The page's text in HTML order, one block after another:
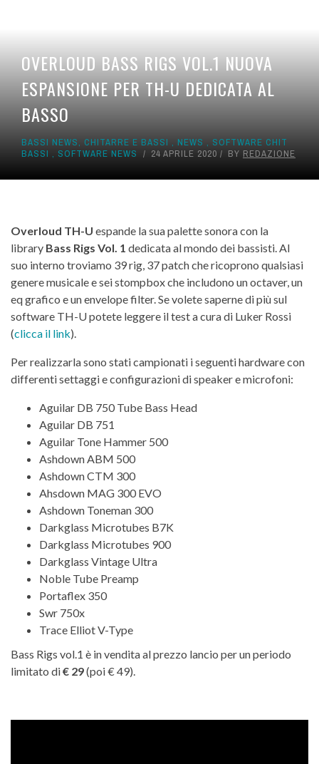
OVERLOUD BASS RIGS VOL.1 NUOVA
ESPANSIONE PER TH-U DEDICATA AL
BASSO
BASSI NEWS, CHITARRE E BASSI , NEWS , SOFTWARE CHIT
BASSI , SOFTWARE NEWS 24 APRILE 2020 BY REDAZIONE
Overloud TH-U espande la sua palette sonora con la
library Bass Rigs Vol. 1 dedicata al mondo dei bassisti. Al
suo interno troviamo 39 rig, 37 patch che ricoprono qualsiasi
genere musicale e sei stompbox che includono un octaver, un
eq grafico e un envelope filter. Se volete saperne di più sul
software TH-U potete leggere il test a cura di Luker Rossi
(clicca il link).
Per realizzarla sono stati campionati i seguenti hardware con
differenti settaggi e configurazioni di speaker e microfoni:
Aguilar DB 750 Tube Bass Head
Aguilar DB 751
Aguilar Tone Hammer 500
Ashdown ABM 500
Ashdown CTM 300
Ahsdown MAG 300 EVO
Ashdown Toneman 300
Darkglass Microtubes B7K
Darkglass Microtubes 900
Darkglass Vintage Ultra
Noble Tube Preamp
Portaflex 350
Swr 750x
Trace Elliot V-Type
Bass Rigs vol.1 è in vendita al prezzo lancio per un periodo
limitato di€ 29(poi € 49).